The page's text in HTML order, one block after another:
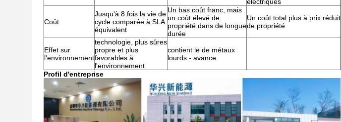
Coût
Jusqu'à 8 fois la vie de
cycle comparée à SLA
équivalent
Un bas coût franc, mais
un coût élevé de
propriété dans de longue
durée
Un coût total plus à prix réduit
de propriété
Effet sur
l'environnement
technologie, plus sûres
propre et plus
favorables à
l'environnement
contient le de métaux
lourds - avance
Profil d'entreprise